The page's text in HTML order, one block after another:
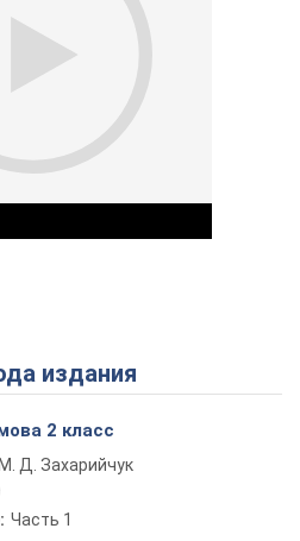
Play Video
издания
2 класс
М. Д. Захарийчук
Часть 1